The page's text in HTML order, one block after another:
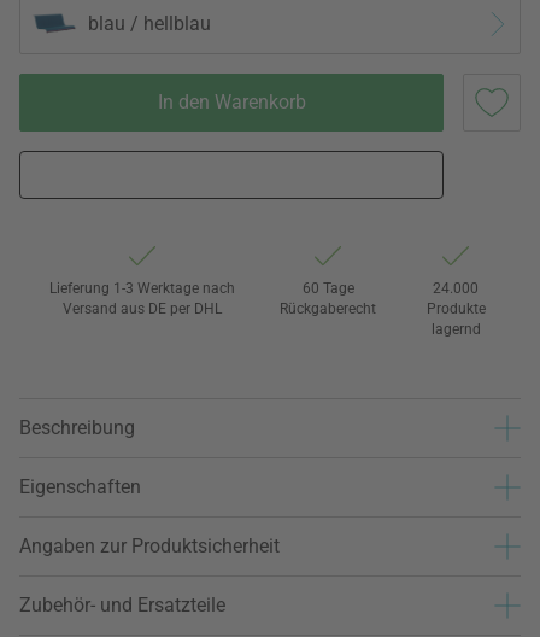
blau / hellblau
In den Warenkorb
Lieferung 1-3 Werktage nach
Versand aus DE per DHL
60 Tage
Rückgaberecht
24.000
Produkte
lagernd
Beschreibung
Eigenschaften
Angaben zur Produktsicherheit
Zubehör- und Ersatzteile